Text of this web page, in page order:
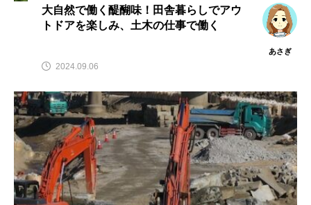
大自然で働く醍醐味！田舎暮らしでアウ
トドアを楽しみ、土木の仕事で働く
あさぎ
2024.09.06